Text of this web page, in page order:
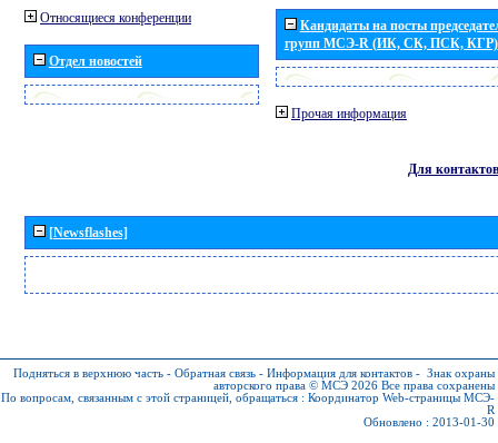
Относящиеся конференции
Отдел новостей
Кандидаты на посты
групп МСЭ-R (ИК, СК, ПСК, КГР)
Прочая информация
Для контактов
[Newsflashes]
Подняться в верхнюю часть - Обратная связь - Информация для контактов - Знак охраны
авторского права © МСЭ 2026 Все права сохранены
По вопросам, связанным с этой страницей, обращаться : Координатор Web-страницы МСЭ-
R
Обновлено : 2013-01-30